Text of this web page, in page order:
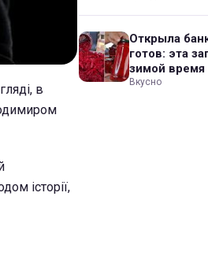
в
історії,
Открыла
готов: эта
зимой время
Вкусно